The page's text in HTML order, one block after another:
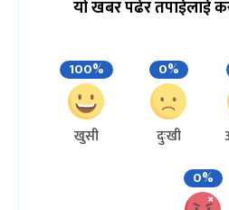
यो खबर पढेर तपाईलाई
100%
खुसी
0%
दुःखी
0%